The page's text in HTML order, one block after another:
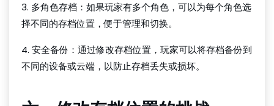
3. 多角色存档：如果玩家有多个角色，可以为每个角色选
择不同的存档位置，便于管理和切换。
4. 安全备份：通过修改存档位置，玩家可以将存档备份到
不同的设备或云端，以防止存档丢失或损坏。